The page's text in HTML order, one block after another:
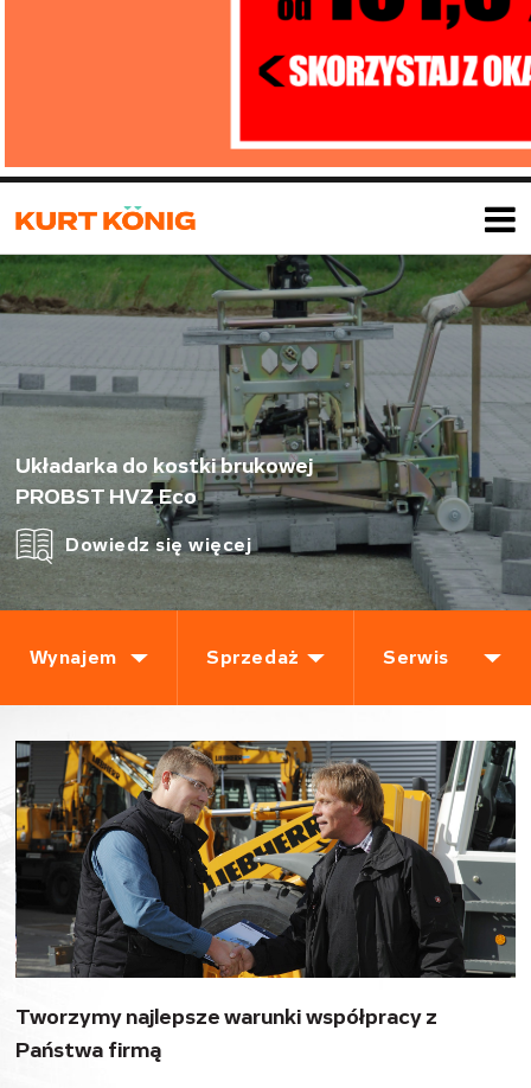
Układarka do kostki brukowej
PROBST HVZ Eco
Dowiedz się więcej
Wynajem Sprzedaż Serwis
Tworzymy najlepsze warunki współpracy z
Państwa firmą